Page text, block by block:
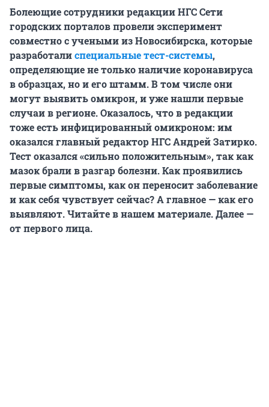
Болеющие сотрудники редакции НГС Сети
городских порталов провели эксперимент
совместно с учеными из Новосибирска, которые
разработалиспециальные тест-системы,
определяющие не только наличие коронавируса
в образцах, но и его штамм. В том числе они
могут выявить омикрон, и уже нашли первые
случаи в регионе. Оказалось, что в редакции
тоже есть инфицированный омикроном: им
оказался главный редактор НГС Андрей Затирко.
Тест оказался «сильно положительным», так как
мазок брали в разгар болезни. Как проявились
первые симптомы, как он переносит заболевание
и как себя чувствует сейчас? А главное — как его
выявляют. Читайте в нашем материале. Далее —
от первого лица.